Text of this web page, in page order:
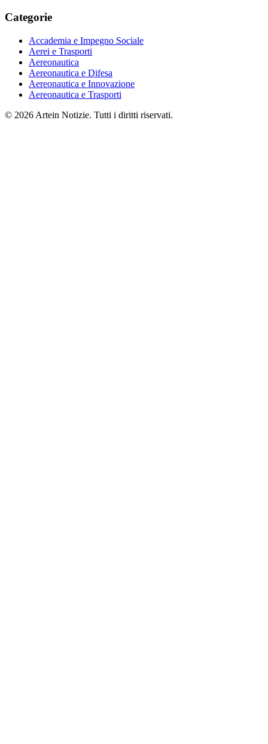
Categorie
Accademia e Impegno Sociale
Aerei e Trasporti
Aereonautica
Aereonautica e Difesa
Aereonautica e Innovazione
Aereonautica e Trasporti
© 2026 Artein Notizie. Tutti i diritti riservati.